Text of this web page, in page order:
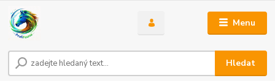
Menu
Hledat